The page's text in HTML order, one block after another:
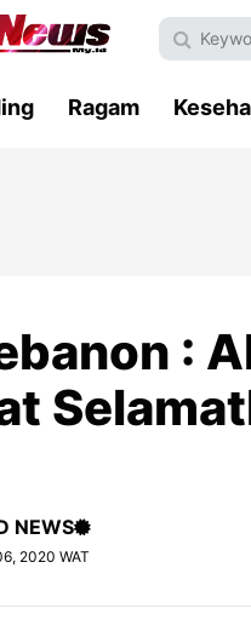
Ragam
:
NEWS
2020 WAT